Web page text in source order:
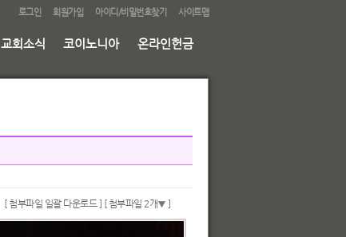
로그인 회원가입 아이디/비밀번호찾기 사이트맵
교회소식 코이노니아 온라인헌금
[ 첨부파일 일괄 다운로드 ] [ 첨부파일 2개 ]